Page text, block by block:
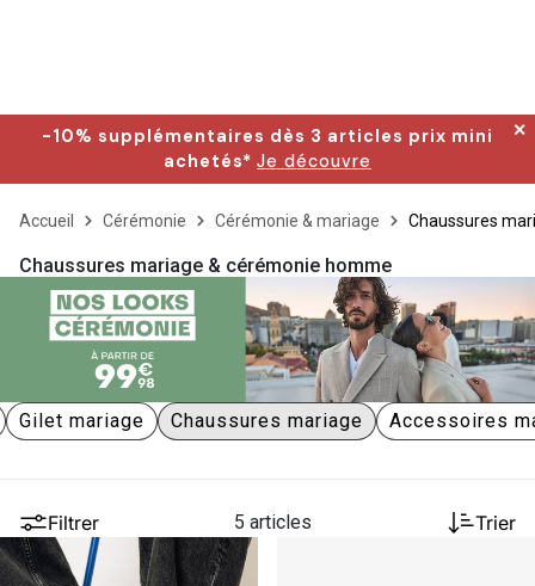
-10% supplémentaires dès 3 articles prix mini
achetés* Je découvre
✕
Accueil Cérémonie Cérémonie & mariage Chaussures
Chaussures mariage & cérémonie homme
Gilet mariage Chaussures mariage Accessoires
Filtrer 5 articles Trier